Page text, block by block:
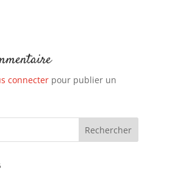
connecterpour publier un